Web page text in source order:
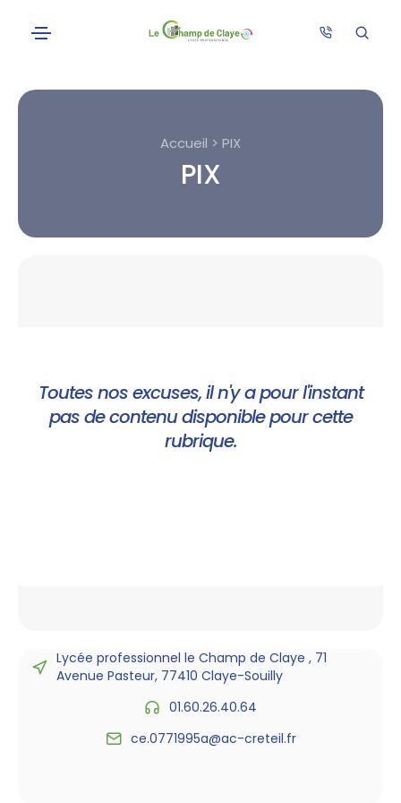
Accueil > PIX
PIX
Toutes nos excuses, il n'y a pour l'instant
pas de contenu disponible pour cette
rubrique.
Lycée professionnel le Champ de Claye , 71
Avenue Pasteur, 77410 Claye-Souilly
01.60.26.40.64
ce.0771995a@ac-creteil.fr